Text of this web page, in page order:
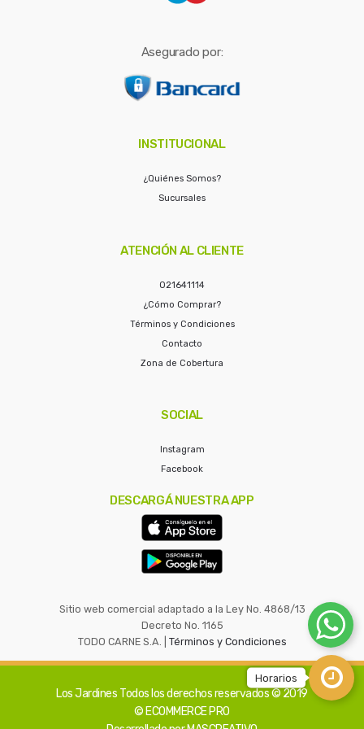
Asegurado por:
INSTITUCIONAL
¿Quiénes Somos?
Sucursales
ATENCIÓN AL CLIENTE
021641114
¿Cómo Comprar?
Términos y Condiciones
Contacto
Zona de Cobertura
SOCIAL
Instagram
Facebook
DESCARGÁ NUESTRA APP
Sitio web comercial adaptado a la Ley No. 4868/13
Decreto No. 1165
TODO CARNE S.A. | Términos y Condiciones
Los Jardines Todos los derechos reservados © 2019
© ECOMMERCE PRO